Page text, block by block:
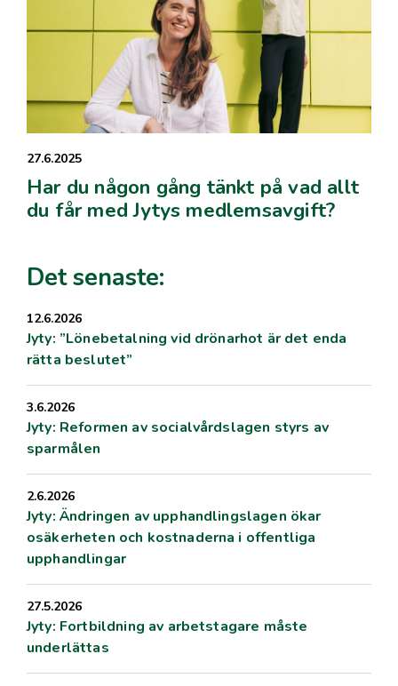
27.6.2025
Har du någon gång tänkt på vad allt
du får med Jytys medlemsavgift?
Det senaste:
12.6.2026
Jyty: ”Lönebetalning vid drönarhot är det enda
rätta beslutet”
3.6.2026
Jyty: Reformen av socialvårdslagen styrs av
sparmålen
2.6.2026
Jyty: Ändringen av upphandlingslagen ökar
osäkerheten och kostnaderna i offentliga
upphandlingar
27.5.2026
Jyty: Fortbildning av arbetstagare måste
underlättas